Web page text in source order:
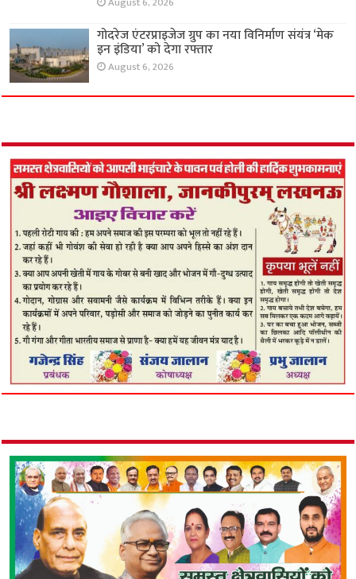
गोदरेज एंटरप्राइजेज ग्रुप का नया विनिर्माण संयंत्र ‘मेक
इन इंडिया’ को देगा रफ्तार
August 6, 2026